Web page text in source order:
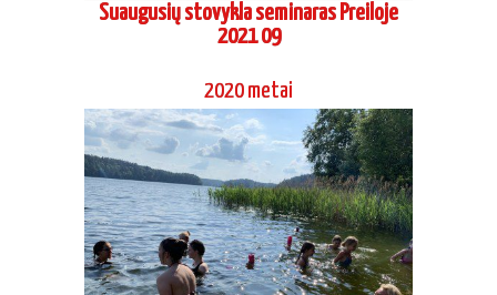
Suaugusių stovykla seminaras Preiloje
2021 09
2020 metai